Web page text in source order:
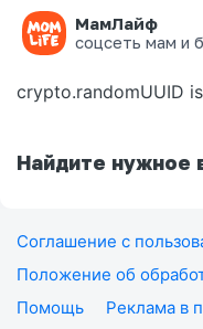
МамЛайф
соцсеть мам и
Ошибка на
crypto.randomUUID
Найдите нужное
Соглашение с
Положение об
Помощь
Реклама в